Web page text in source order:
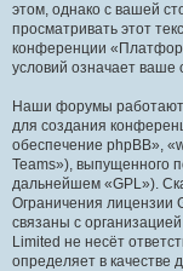
этом, однако с вашей
просматривать этот
конференции
условий означает ваше
Наши форумы работают
для создания
обеспечение phpBB»,
Teams»), выпущенного
дальнейшем «GPL»).
Ограничения лицензии
связаны с
Limited не несёт
определяет в качестве